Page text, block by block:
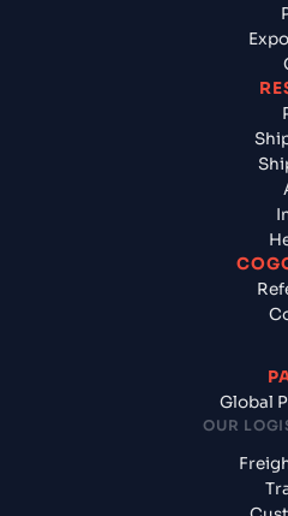
Global
OUR